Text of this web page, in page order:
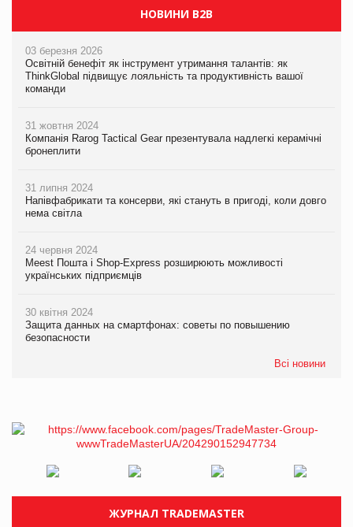
НОВИНИ B2B
03 березня 2026
Освітній бенефіт як інструмент утримання талантів: як
ThinkGlobal підвищує лояльність та продуктивність вашої
команди
31 жовтня 2024
Компанія Rarog Tactical Gear презентувала надлегкі керамічні
бронеплити
31 липня 2024
Напівфабрикати та консерви, які стануть в пригоді, коли довго
нема світла
24 червня 2024
Meest Пошта і Shop-Express розширюють можливості
українських підприємців
30 квітня 2024
Защита данных на смартфонах: советы по повышению
безопасности
Всі новини
ЖУРНАЛ TRADEMASTER